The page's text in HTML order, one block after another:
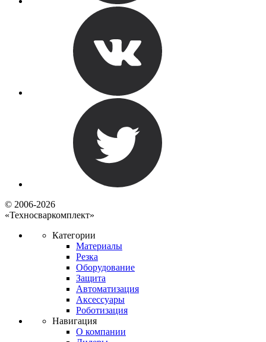
© 2006-2026
«Техносваркомплект»
Категории
Материалы
Резка
Оборудование
Защита
Автоматизация
Аксессуары
Роботизация
Навигация
О компании